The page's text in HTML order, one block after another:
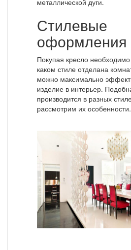
Стилевые
оформления
Покупая кресло необходимо
каком стиле отделана
можно максимально
изделие в интерьер.
производится в разных
рассмотрим их особенности.